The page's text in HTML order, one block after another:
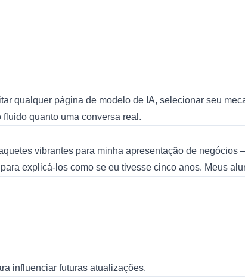
qualquer página de modelo de IA, selecionar seu
quanto uma conversa real.
vibrantes para minha apresentação de negócios
explicá-los como se eu tivesse cinco anos. Meus
influenciar futuras atualizações.